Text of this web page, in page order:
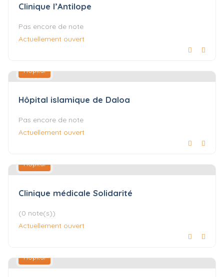
Clinique l’Antilope
Pas encore de note
Actuellement ouvert
Hôpital
Hôpital islamique de Daloa
Pas encore de note
Actuellement ouvert
Hôpital
Clinique médicale Solidarité
(0 note(s))
Actuellement ouvert
Hôpital